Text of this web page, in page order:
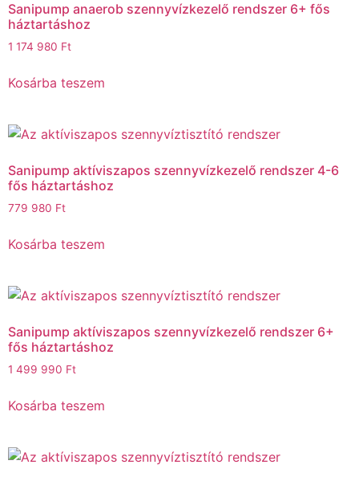
Sanipump anaerob szennyvízkezelő rendszer 6+ fős
háztartáshoz
1 174 980 Ft
Kosárba teszem
Sanipump aktíviszapos szennyvízkezelő rendszer 4-6
fős háztartáshoz
779 980 Ft
Kosárba teszem
Sanipump aktíviszapos szennyvízkezelő rendszer 6+
fős háztartáshoz
1 499 990 Ft
Kosárba teszem